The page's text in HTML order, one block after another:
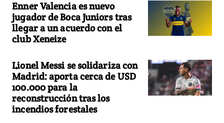
Enner Valencia es nuevo
jugador de Boca Juniors tras
llegar a un acuerdo con el
club Xeneize
Lionel Messi se solidariza con
Madrid: aporta cerca de USD
100.000 para la
reconstrucción tras los
incendios forestales